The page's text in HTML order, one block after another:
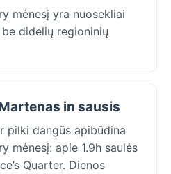
mėnesį yra nuosekliai
didelių regioninių
in sausis
pilki dangūs apibūdina
mėnesį: apie 1.9h saulės
Quarter. Dienos